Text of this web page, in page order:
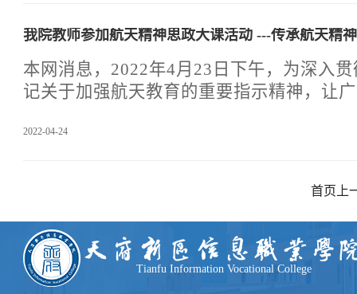
布了《关于现阶段进一步做好高校学生心
的提示》，明确了“五个一”的工作要求。
院学生处组织全体辅导员在2022年5月26
线学习全国高校思政工作队伍心理健康教育
我院教师参加航天精神思政大课活动 ---传承航
本网消息，2022年4月23日下午，为深入
记关于加强航天教育的重要指示精神，让
信息职业学院学生处组织各班级辅导员、
看学习，一起参加了由中央网信办网络传
办公室新闻宣传局指导，人民网、北京航
肃省委宣传部、中共甘肃省委教育工委、
四川省委教育工委、四川省教育厅联合主
等你来出
2022-04-24
首页 上
Tianfu Information Vocational College